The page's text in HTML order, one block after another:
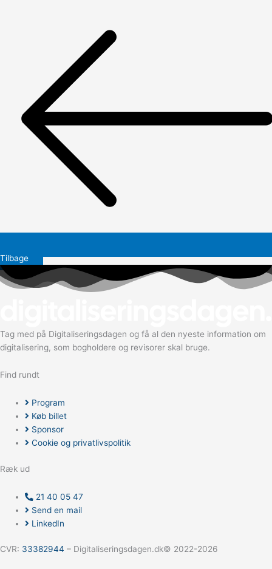
Tilbage
Tag med på Digitaliseringsdagen og få al den nyeste information om
digitalisering, som bogholdere og revisorer skal bruge.
Find rundt
Program
Køb billet
Sponsor
Cookie og privatlivspolitik
Ræk ud
21 40 05 47
Send en mail
LinkedIn
CVR: 33382944 – Digitaliseringsdagen.dk© 2022-2026